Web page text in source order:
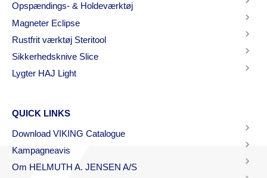
Opspændings- & Holdeværktøj
Magneter Eclipse
Rustfrit værktøj Steritool
Sikkerhedsknive Slice
Lygter HAJ Light
QUICK LINKS
Download VIKING Catalogue
Kampagneavis
Om HELMUTH A. JENSEN A/S